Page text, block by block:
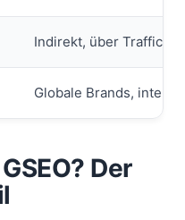
Indirekt, über Traffic-
Globale Brands,
Der